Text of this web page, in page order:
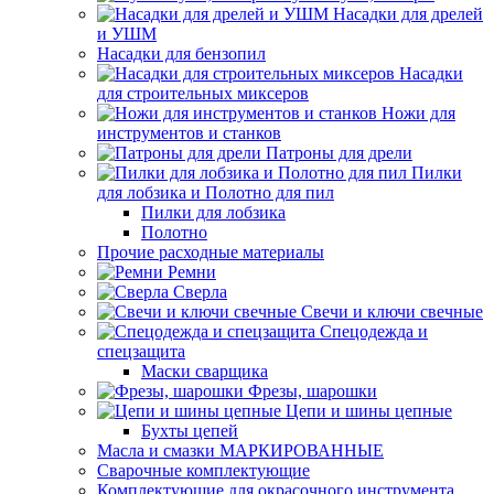
Насадки для дрелей
и УШМ
Насадки для бензопил
Насадки
для строительных миксеров
Ножи для
инструментов и станков
Патроны для дрели
Пилки
для лобзика и Полотно для пил
Пилки для лобзика
Полотно
Прочие расходные материалы
Ремни
Сверла
Свечи и ключи свечные
Спецодежда и
спецзащита
Маски сварщика
Фрезы, шарошки
Цепи и шины цепные
Бухты цепей
Масла и смазки МАРКИРОВАННЫЕ
Сварочные комплектующие
Комплектующие для окрасочного инструмента